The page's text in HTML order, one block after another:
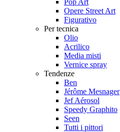
Opere Street Art
Figurativo
Per tecnica
Olio
Acrilico
Media misti
Vernice spray
Tendenze
Ben
Jérôme Mesnager
Jef Aérosol
Speedy Graphito
Seen
Tutti i pittori